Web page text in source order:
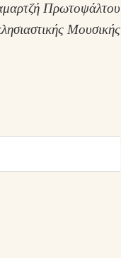
Πρωτοψάλτου
Μουσικής